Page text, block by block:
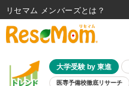
大学受験 by 東進
医専予備校徹底リサーチ
リセマム メンバーズ